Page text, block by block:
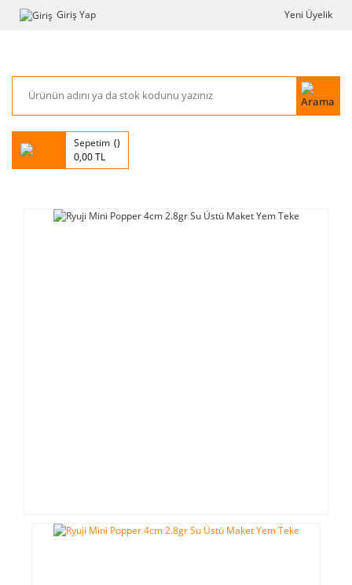
Giriş Yap Yeni Üyelik
Sepetim
0,00 TL